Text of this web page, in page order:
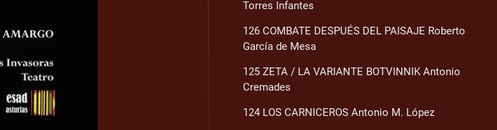
Torres Infantes
126 COMBATE DESPUÉS DEL PAISAJE Roberto
García de Mesa
125 ZETA / LA VARIANTE BOTVINNIK Antonio
Cremades
124 LOS CARNICEROS Antonio M. López